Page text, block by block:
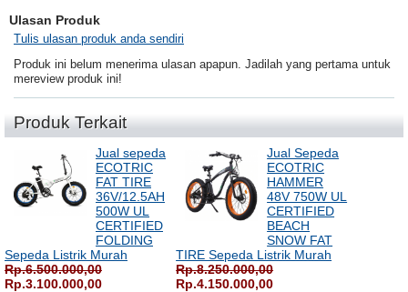
Ulasan Produk
Tulis ulasan produk anda sendiri
Produk ini belum menerima ulasan apapun. Jadilah yang pertama untuk
mereview produk ini!
Produk Terkait
Jual sepeda
ECOTRIC
FAT TIRE
36V/12.5AH
500W UL
CERTIFIED
FOLDING
Sepeda Listrik Murah
Rp.6.500.000,00
Rp.3.100.000,00
Jual Sepeda
ECOTRIC
HAMMER
48V 750W UL
CERTIFIED
BEACH
SNOW FAT
TIRE Sepeda Listrik Murah
Rp.8.250.000,00
Rp.4.150.000,00